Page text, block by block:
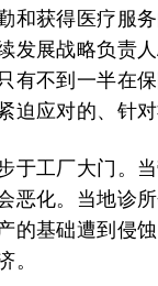
和获得医疗服
发展战略负责
有不到一半在
迫应对的、针
于工厂大门。
恶化。当地诊
的基础遭到侵
。